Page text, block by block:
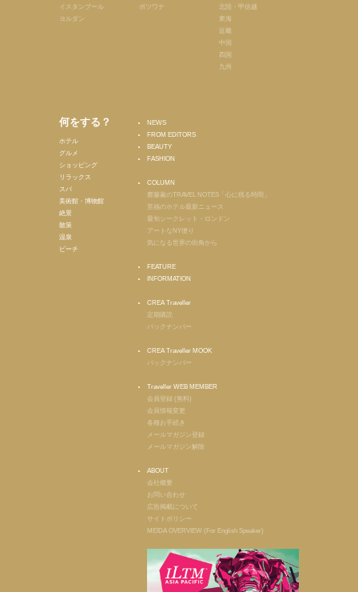
イスタンブール
ヨルダン
ボツワナ
北陸・甲信越
東海
近畿
中国
四国
九州
何をする？
ホテル
グルメ
ショッピング
リラックス
スパ
美術館・博物館
絶景
散策
温泉
ビーチ
NEWS
FROM EDITORS
BEAUTY
FASHION
COLUMN
齋藤薫のTRAVEL NOTES「心に残る時間」
至福のホテル最新ニュース
最旬シークレット・ロンドン
アートなNY便り
気になる世界の街角から
FEATURE
INFORMATION
CREA Traveller
定期購読
バックナンバー
CREA Traveller MOOK
バックナンバー
Traveller WEB MEMBER
会員登録 (無料)
会員情報変更
各種お手続き
メールマガジン登録
メールマガジン解除
ABOUT
会社概要
お問い合わせ
広告掲載について
サイトポリシー
MEIDA OVERVIEW (For English Speaker)